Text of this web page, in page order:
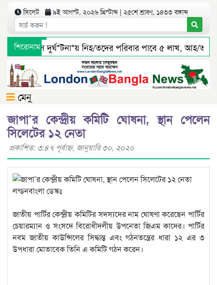
সিলেট ৯ই আগস্ট, ২০২৬ খ্রিস্টাব্দ | ২৫শে শ্রাবণ, ১৪৩৩ বঙ্গাব্দ
শিরোনাম
বাস দুর্ঘ*টনা*য় নিহ/তদের পরিবার পাবে ৫ লাখ, আহ/তরাও
সারী ৩ বালু মহালে অবৈধ ভাবে বালু উত্তোলনের সত্যতা
মেনু
জাপা’র কেন্দ্রীয় কমিটি ঘোষনা, স্থান পেলেন
সিলেটের ১২ নেতা
প্রকাশিত: ৩:৪৭ পূর্বাহ্ণ, জানুয়ারি ৩০, ২০২০
লন্ডনবাংলা ডেস্কঃ
জাতীয় পার্টির কেন্দ্রীয় কমিটির সদস্যদের নাম ঘোষণা করেছেন পার্টির
চেয়ারম্যান ও সংসদে বিরোধীদলীয় উপনেতা জিএম কাদের। পার্টির
নবম জাতীয় কাউন্সিলের সিদ্ধান্ত এবং গঠনতন্ত্রের ধারা ১২ এর ৩
উপধারা মোতাবেক তিনি এ কমিটি গঠন করেন।